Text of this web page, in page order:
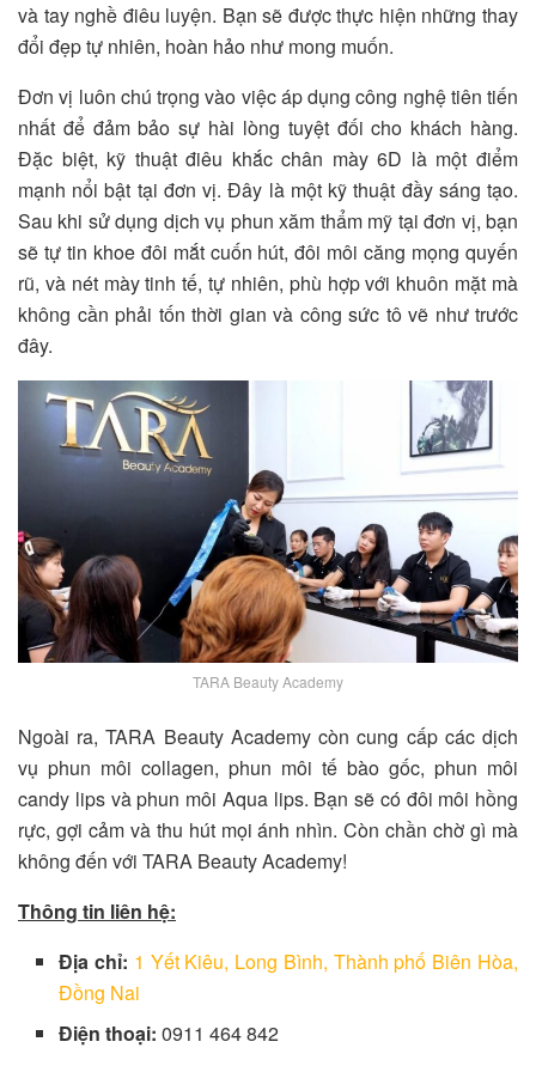
và tay nghề điêu luyện. Bạn sẽ được thực hiện những thay
đổi đẹp tự nhiên, hoàn hảo như mong muốn.
Đơn vị luôn chú trọng vào việc áp dụng công nghệ tiên tiến
nhất để đảm bảo sự hài lòng tuyệt đối cho khách hàng.
Đặc biệt, kỹ thuật điêu khắc chân mày 6D là một điểm
mạnh nổi bật tại đơn vị. Đây là một kỹ thuật đầy sáng tạo.
Sau khi sử dụng dịch vụ phun xăm thẩm mỹ tại đơn vị, bạn
sẽ tự tin khoe đôi mắt cuốn hút, đôi môi căng mọng quyến
rũ, và nét mày tinh tế, tự nhiên, phù hợp với khuôn mặt mà
không cần phải tốn thời gian và công sức tô vẽ như trước
đây.
TARA Beauty Academy
Ngoài ra, TARA Beauty Academy còn cung cấp các dịch
vụ phun môi collagen, phun môi tế bào gốc, phun môi
candy lips và phun môi Aqua lips. Bạn sẽ có đôi môi hồng
rực, gợi cảm và thu hút mọi ánh nhìn. Còn chần chờ gì mà
không đến với TARA Beauty Academy!
Thông tin liên hệ:
Địa chỉ: 1 Yết Kiêu, Long Bình, Thành phố Biên Hòa,
Đồng Nai
Điện thoại:0911 464 842